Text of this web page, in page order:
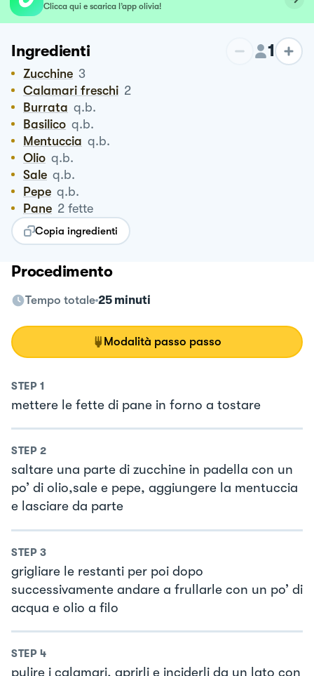
Clicca qui e scarica l’app olivia!
Ingredienti 1
Zucchine 3
Calamari freschi 2
Burrata q.b.
Basilico q.b.
Mentuccia q.b.
Olio q.b.
Sale q.b.
Pepe q.b.
Pane 2 fette
Copia ingredienti
Procedimento
Tempo totale 25 minuti
Modalità passo passo
STEP 1
mettere le fette di pane in forno a tostare
STEP 2
saltare una parte di zucchine in padella con un
po’ di olio,sale e pepe, aggiungere la mentuccia
e lasciare da parte
STEP 3
grigliare le restanti per poi dopo
successivamente andare a frullarle con un po’ di
acqua e olio a filo
STEP 4
pulire i calamari, aprirli e inciderli da un lato con